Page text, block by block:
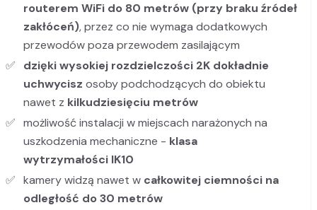
routerem WiFi do 80 metrów (przy braku źródeł
zakłóceń), przez co nie wymaga dodatkowych
przewodów poza przewodem zasilającym
dzięki wysokiej rozdzielczości 2K dokładnie
uchwycisz osoby podchodzących do obiektu
nawet z kilkudziesięciu metrów
możliwość instalacji w miejscach narażonych na
uszkodzenia mechaniczne - klasa
wytrzymałości IK10
kamery widzą nawet w całkowitej ciemności na
odległość do 30 metrów